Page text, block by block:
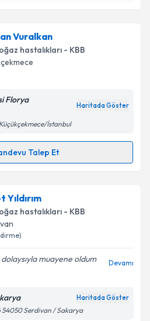
Vuralkan
hastalıkları - KBB
Florya
Haritada Göster
İstanbul
Talep Et
Talebi
için randevu takvimi talebi
randevu almanız için bir
e-posta ile bilgilendireceğiz.
işlenmesine ilişkin
Aydınlatma
ve kişisel verilerimin belirtilen
hastalıkları - KBB
muayene oldum
Devamı
Haritada Göster
54050 Serdivan / Sakarya